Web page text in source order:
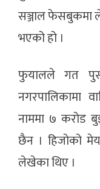
सञ्जाल फेसबुकमा
भएको हो ।
फुयालले गत
नगरपालिकामा
नाममा ७ करोड
छैन । हिजोको
लेखेका थिए ।